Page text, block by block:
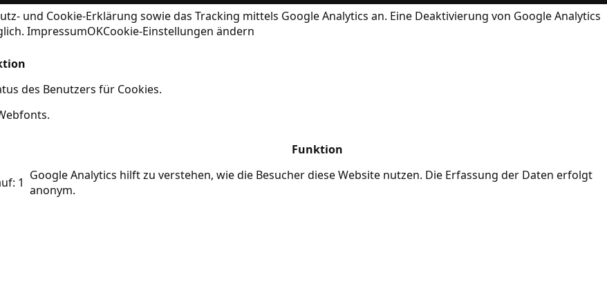
und Cookie-Erklärung sowie das Tracking mittels Google Analytics an. Eine Deaktivierung von Google Analytics
ImpressumOKCookie-Einstellungen ändern
des Benutzers für Cookies.
Funktion
1 Google Analytics hilft zu verstehen, wie die Besucher diese Website nutzen. Die Erfassung der Daten erfolgt
anonym.